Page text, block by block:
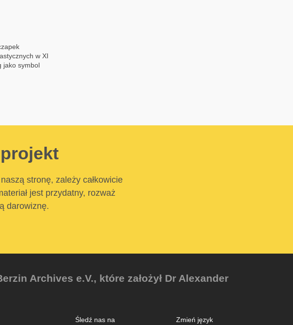
w XI
jako symbol
stronę, zależy całkowicie
jest przydatny, rozważ
darowiznę.
Archives e.V., które założył Dr Alexander
Zmień język
Śledź nas na